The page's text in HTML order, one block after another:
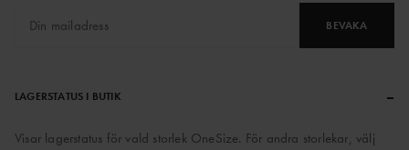
BEVAKA
LAGERSTATUS I BUTIK –
Visar lagerstatus för vald storlek OneSize. För andra storlekar, välj